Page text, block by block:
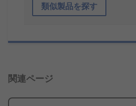
類似製品を探す
関連ページ